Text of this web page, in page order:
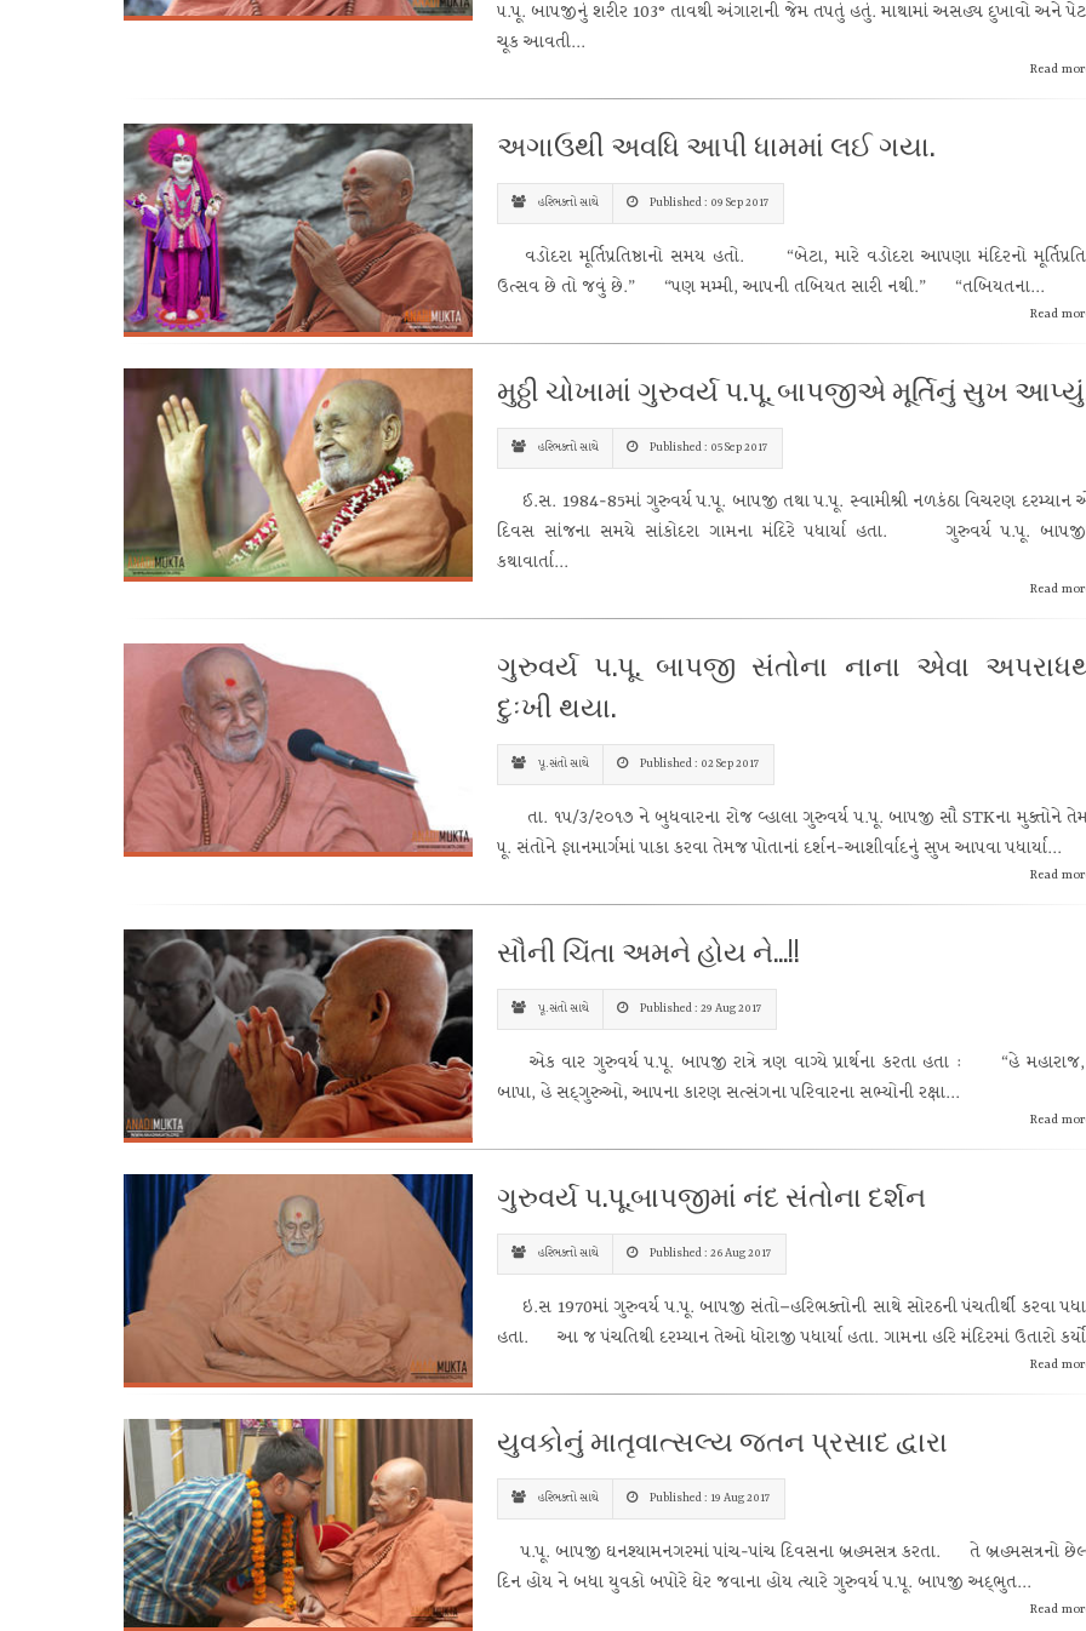
પ.પૂ. બાપજીનું શરીર 103° તાવથી અંગારાની જેમ તપતું હતું. માથામાં અસહ્ય દુખાવો અને
ચૂક આવતી...
Read
અગાઉથી અવધિ આપી ધામમાં લઈ ગયા.
હરિભક્તો સાથે Published : 09 Sep 2017
વડોદરા મૂર્તિપ્રતિષ્ઠાનો સમય હતો. “બેટા, મારે વડોદરા આપણા મંદિરનો
ઉત્સવ છે તો જવું છે.” “પણ મમ્મી, આપની તબિયત સારી નથી.” “તબિયતના...
Read
મુઠ્ઠી ચોખામાં ગુરુવર્ય પ.પૂ. બાપજીએ મૂર્તિનું સુખ
હરિભક્તો સાથે Published : 05 Sep 2017
ઈ.સ. 1984-85માં ગુરુવર્ય પ.પૂ. બાપજી તથા પ.પૂ. સ્વામીશ્રી નળકંઠા વિચરણ દરમ્યાન
દિવસ સાંજના સમયે સાંકોદરા ગામના મંદિરે પધાર્યા હતા. ગુરુવર્ય પ.પૂ.
કથાવાર્તા...
Read
ગુરુવર્ય પ.પૂ. બાપજી સંતોના નાના એવા
દુઃખી થયા.
પૂ.સંતો સાથે Published : 02 Sep 2017
તા. ૧૫/૩/૨૦૧૭ ને બુધવારના રોજ વ્હાલા ગુરુવર્ય પ.પૂ. બાપજી સૌ STKના મુક્તોને
પૂ. સંતોને જ્ઞાનમાર્ગમાં પાકા કરવા તેમજ પોતાનાં દર્શન-આશીર્વાદનું સુખ આપવા પધાર્યા...
Read
સૌની ચિંતા અમને હોય ને...!!
પૂ.સંતો સાથે Published : 29 Aug 2017
એક વાર ગુરુવર્ય પ.પૂ. બાપજી રાત્રે ત્રણ વાગ્યે પ્રાર્થના કરતા હતા : “હે
બાપા, હે સદ્‌ગુરુઓ, આપના કારણ સત્સંગના પરિવારના સભ્યોની રક્ષા...
Read
ગુરુવર્ય પ.પૂ.બાપજીમાં નંદ સંતોના દર્શન
હરિભક્તો સાથે Published : 26 Aug 2017
ઇ.સ 1970માં ગુરુવર્ય પ.પૂ. બાપજી સંતો–હરિભક્તોની સાથે સોરઠની પંચતીર્થી કરવા
હતા. આ જ પંચતિથી દરમ્યાન તેઓ ધોરાજી પધાર્યા હતા. ગામના હરિ મંદિરમાં ઉતારો
Read
યુવકોનું માતૃવાત્સલ્ય જતન પ્રસાદ દ્વારા
હરિભક્તો સાથે Published : 19 Aug 2017
પ.પૂ. બાપજી ઘનશ્યામનગરમાં પાંચ-પાંચ દિવસના બ્રહ્મસત્ર કરતા. તે બ્રહ્મસત્રનો
દિન હોય ને બધા યુવકો બપોરે ઘેર જવાના હોય ત્યારે ગુરુવર્ય પ.પૂ. બાપજી અદ્ભુત...
Read